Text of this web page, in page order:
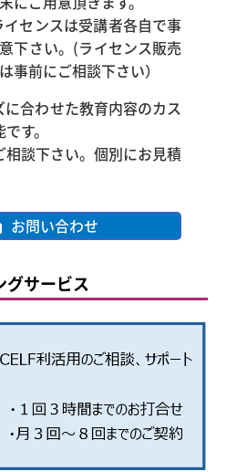
イセンスは受講者各自で事
下さい。(ライセンス販売
事前にご相談下さい）
に合わせた教育内容のカス
す。
相談下さい。個別にお見積
お問い合わせ
グサービス